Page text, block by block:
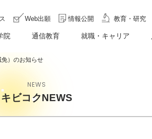
Web出願 情報公開 教育・研究
院 通信教育 就職・キャリア
免）のお知らせ
NEWS
キビコクNEWS